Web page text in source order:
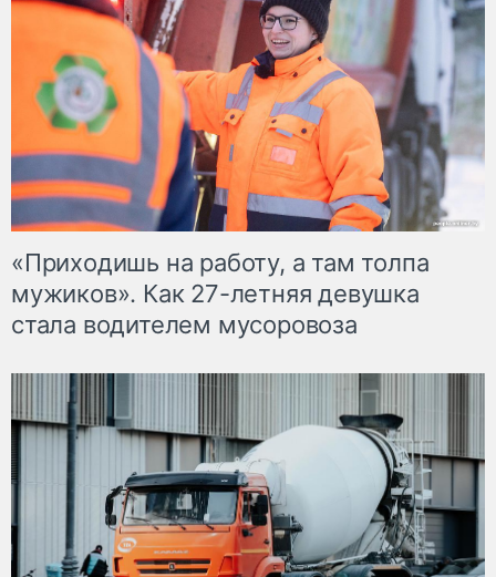
«Приходишь на работу, а там толпа
мужиков». Как 27-летняя девушка
стала водителем мусоровоза